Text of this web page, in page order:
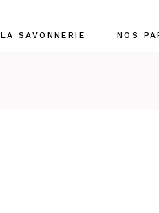
LA SAVONNERIE NOS